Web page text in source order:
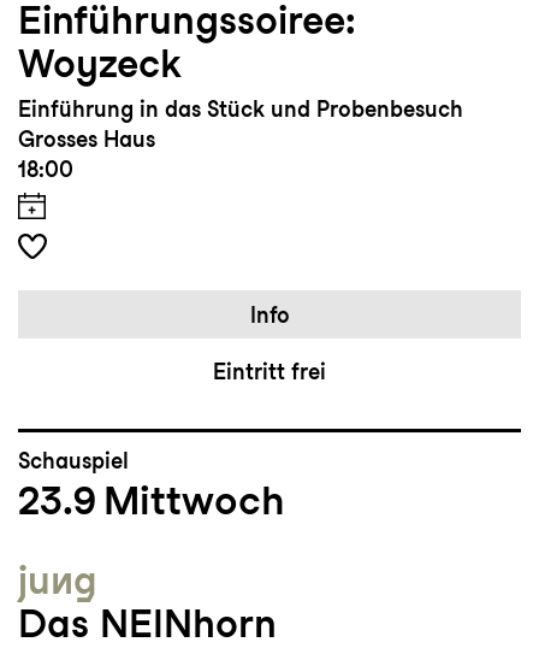
Einführungssoiree:
Woyzeck
Einführung in das Stück und Probenbesuch
Grosses Haus
18:00
Info
Eintritt frei
Schauspiel
23.9 Mittwoch
jung
Das NEINhorn